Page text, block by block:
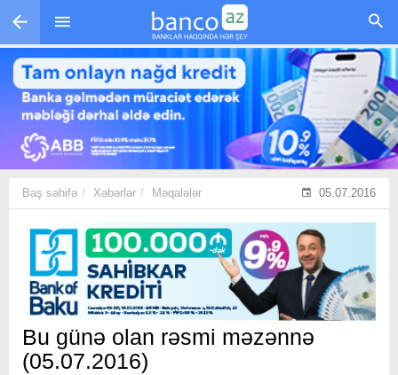
Skip to main content
Baş səhifə Xəbərlər Məqalələr 05.07.2016
Bu günə olan rəsmi məzənnə
(05.07.2016)